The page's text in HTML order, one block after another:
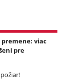
premene: viac
pre